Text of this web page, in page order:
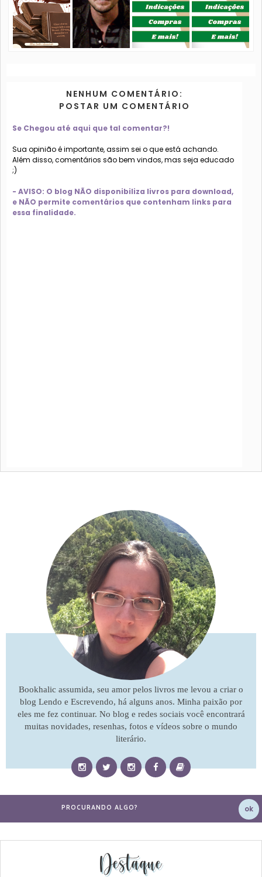
NENHUM COMENTÁRIO:
POSTAR UM COMENTÁRIO
Se Chegou até aqui que tal comentar?!
Sua opinião é importante, assim sei o que está achando.
Além disso, comentários são bem vindos, mas seja educado
;)
- AVISO: O blog NÃO disponibiliza livros para download,
e NÃO permite comentários que contenham links para
essa finalidade.
Bookhalic assumida, seu amor pelos livros me levou a criar o
blog Lendo e Escrevendo, há alguns anos. Minha paixão por
eles me fez continuar. No blog e redes sociais você encontrará
muitas novidades, resenhas, fotos e vídeos sobre o mundo
literário.
Destaque